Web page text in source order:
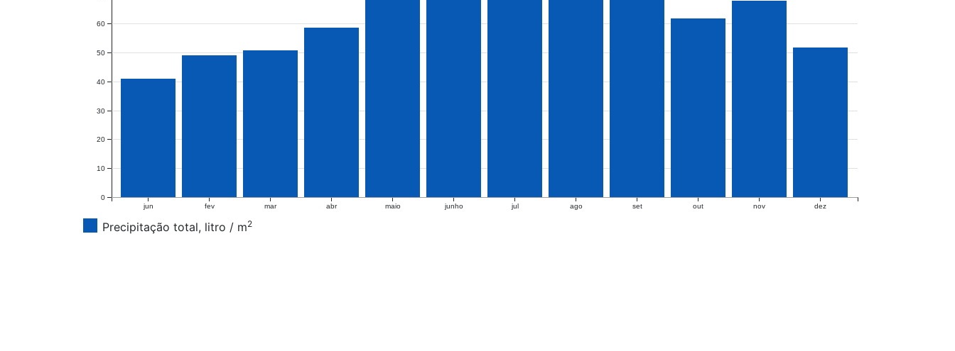
jun fev mar abr maio junho jul ago set out nov dez
0
10
20
30
40
50
60
Precipitação total, litro / m2